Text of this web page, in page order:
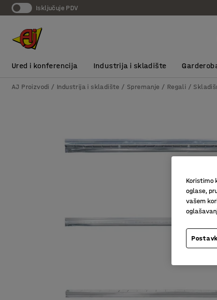
Isključuje PDV
Ured i konferencija Industrija i skladište
AJ Proizvodi Industrija i skladište Spremanje Regali
Koristimo
oglase,
vašem